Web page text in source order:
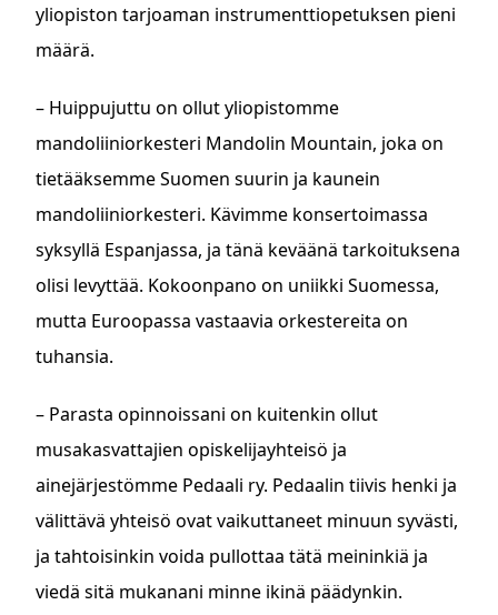
yliopiston tarjoaman instrumenttiopetuksen pieni
määrä.
– Huippujuttu on ollut yliopistomme
mandoliiniorkesteri Mandolin Mountain, joka on
tietääksemme Suomen suurin ja kaunein
mandoliiniorkesteri. Kävimme konsertoimassa
syksyllä Espanjassa, ja tänä keväänä tarkoituksena
olisi levyttää. Kokoonpano on uniikki Suomessa,
mutta Euroopassa vastaavia orkestereita on
tuhansia.
– Parasta opinnoissani on kuitenkin ollut
musakasvattajien opiskelijayhteisö ja
ainejärjestömme Pedaali ry. Pedaalin tiivis henki ja
välittävä yhteisö ovat vaikuttaneet minuun syvästi,
ja tahtoisinkin voida pullottaa tätä meininkiä ja
viedä sitä mukanani minne ikinä päädynkin.